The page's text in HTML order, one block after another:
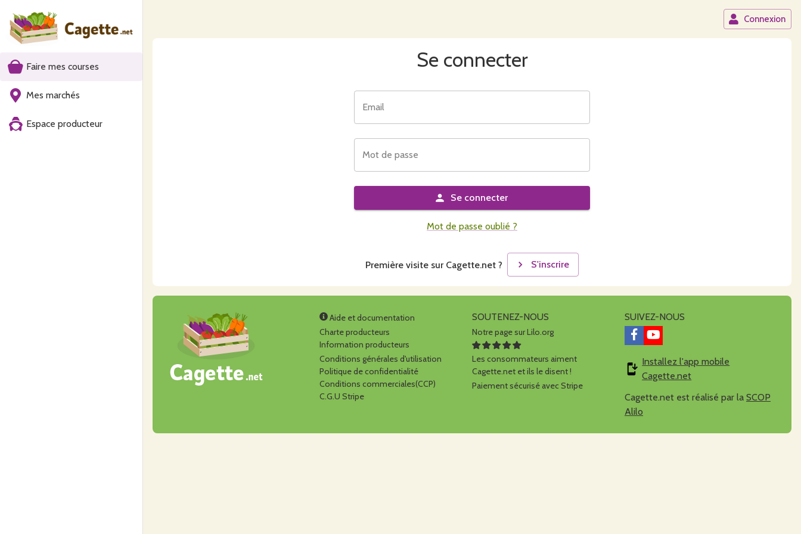
Faire mes courses
Mes marchés
Espace producteur
Connexion
Se connecter
Email
Mot de passe
Se connecter
Mot de passe oublié ?
Première visite sur Cagette.net ? S'inscrire
Aide et documentation
Charte producteurs
Information producteurs
Conditions générales d'utilisation
Politique de confidentialité
Conditions commerciales(CCP)
C.G.U Stripe
SOUTENEZ-NOUS
Notre page sur Lilo.org
Les consommateurs aiment
Cagette.net et ils le disent !
Paiement sécurisé avec Stripe
SUIVEZ-NOUS
Installez l'app mobile
Cagette.net
Cagette.net est réalisé par la SCOP
Alilo